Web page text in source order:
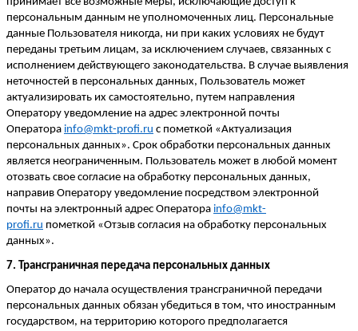
персональным данным не уполномоченных лиц. Персональные
данные Пользователя никогда, ни при каких условиях не будут
переданы третьим лицам, за исключением случаев, связанных с
исполнением действующего законодательства. В случае выявления
неточностей в персональных данных, Пользователь может
актуализировать их самостоятельно, путем направления
Оператору уведомление на адрес электронной почты
Оператора info@mkt-profi.ru с пометкой «Актуализация
персональных данных». Срок обработки персональных данных
является неограниченным. Пользователь может в любой момент
отозвать свое согласие на обработку персональных данных,
направив Оператору уведомление посредством электронной
почты на электронный адрес Оператора info@mkt-
profi.ru пометкой «Отзыв согласия на обработку персональных
данных».
7. Трансграничная передача персональных данных
Оператор до начала осуществления трансграничной передачи
персональных данных обязан убедиться в том, что иностранным
государством, на территорию которого предполагается